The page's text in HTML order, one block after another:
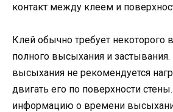
контакт между клеем и
Клей обычно требует некоторого
полного высыхания и
высыхания не рекомендуется
двигать его по поверхности
информацию о времени